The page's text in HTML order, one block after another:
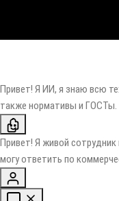
Привет! Я ИИ, я знаю всю
также нормативы и ГОСТы.
Привет! Я живой
могу ответить по